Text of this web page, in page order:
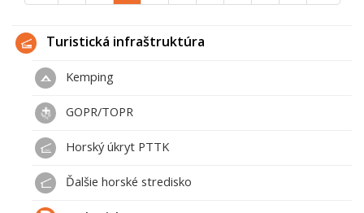
Turistická infraštruktúra
Kemping
GOPR/TOPR
Horský úkryt PTTK
Ďalšie horské stredisko